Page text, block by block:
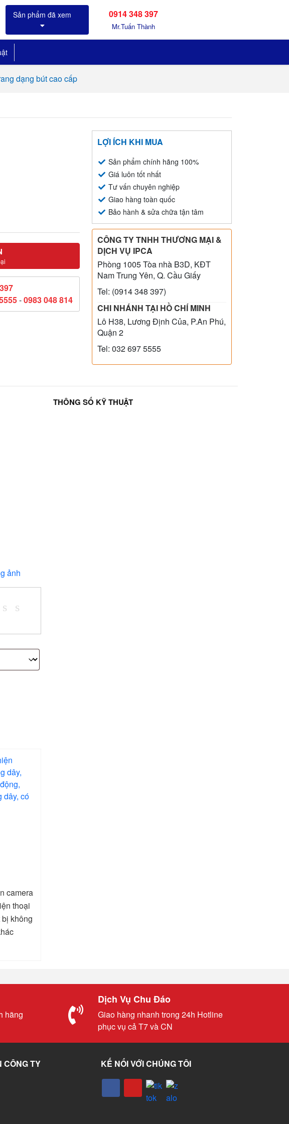
0914 348 397
Mr.Tuấn Thành
dạng bút cao cấp
-0983 048 814
LỢI ÍCH KHI MUA
Sản phẩm chính hãng 100%
Giá luôn tốt nhất
Tư vấn chuyên nghiệp
Giao hàng toàn quốc
Bảo hành & sửa chữa tận tâm
CÔNG TY TNHH THƯƠNG MẠI &
DỊCH VỤ IPCA
Phòng 1005 Tòa nhà B3D, KĐT
Nam Trung Yên, Q. Cầu Giấy
Tel: (0914 348 397)
CHI NHÁNH TẠI HỒ CHÍ MINH
Lô H38, Lương Định Của, P.An Phú,
Quận 2
Tel: 032 697 5555
ảnh
camera
thoại
không
THÔNG SỐ KỸ THUẬT
hãng
Dịch Vụ Chu Đáo
Giao hàng nhanh trong 24h Hotline
phục vụ cả T7 và CN
CÔNG TY KẾ NỐI VỚI CHÚNG TÔI